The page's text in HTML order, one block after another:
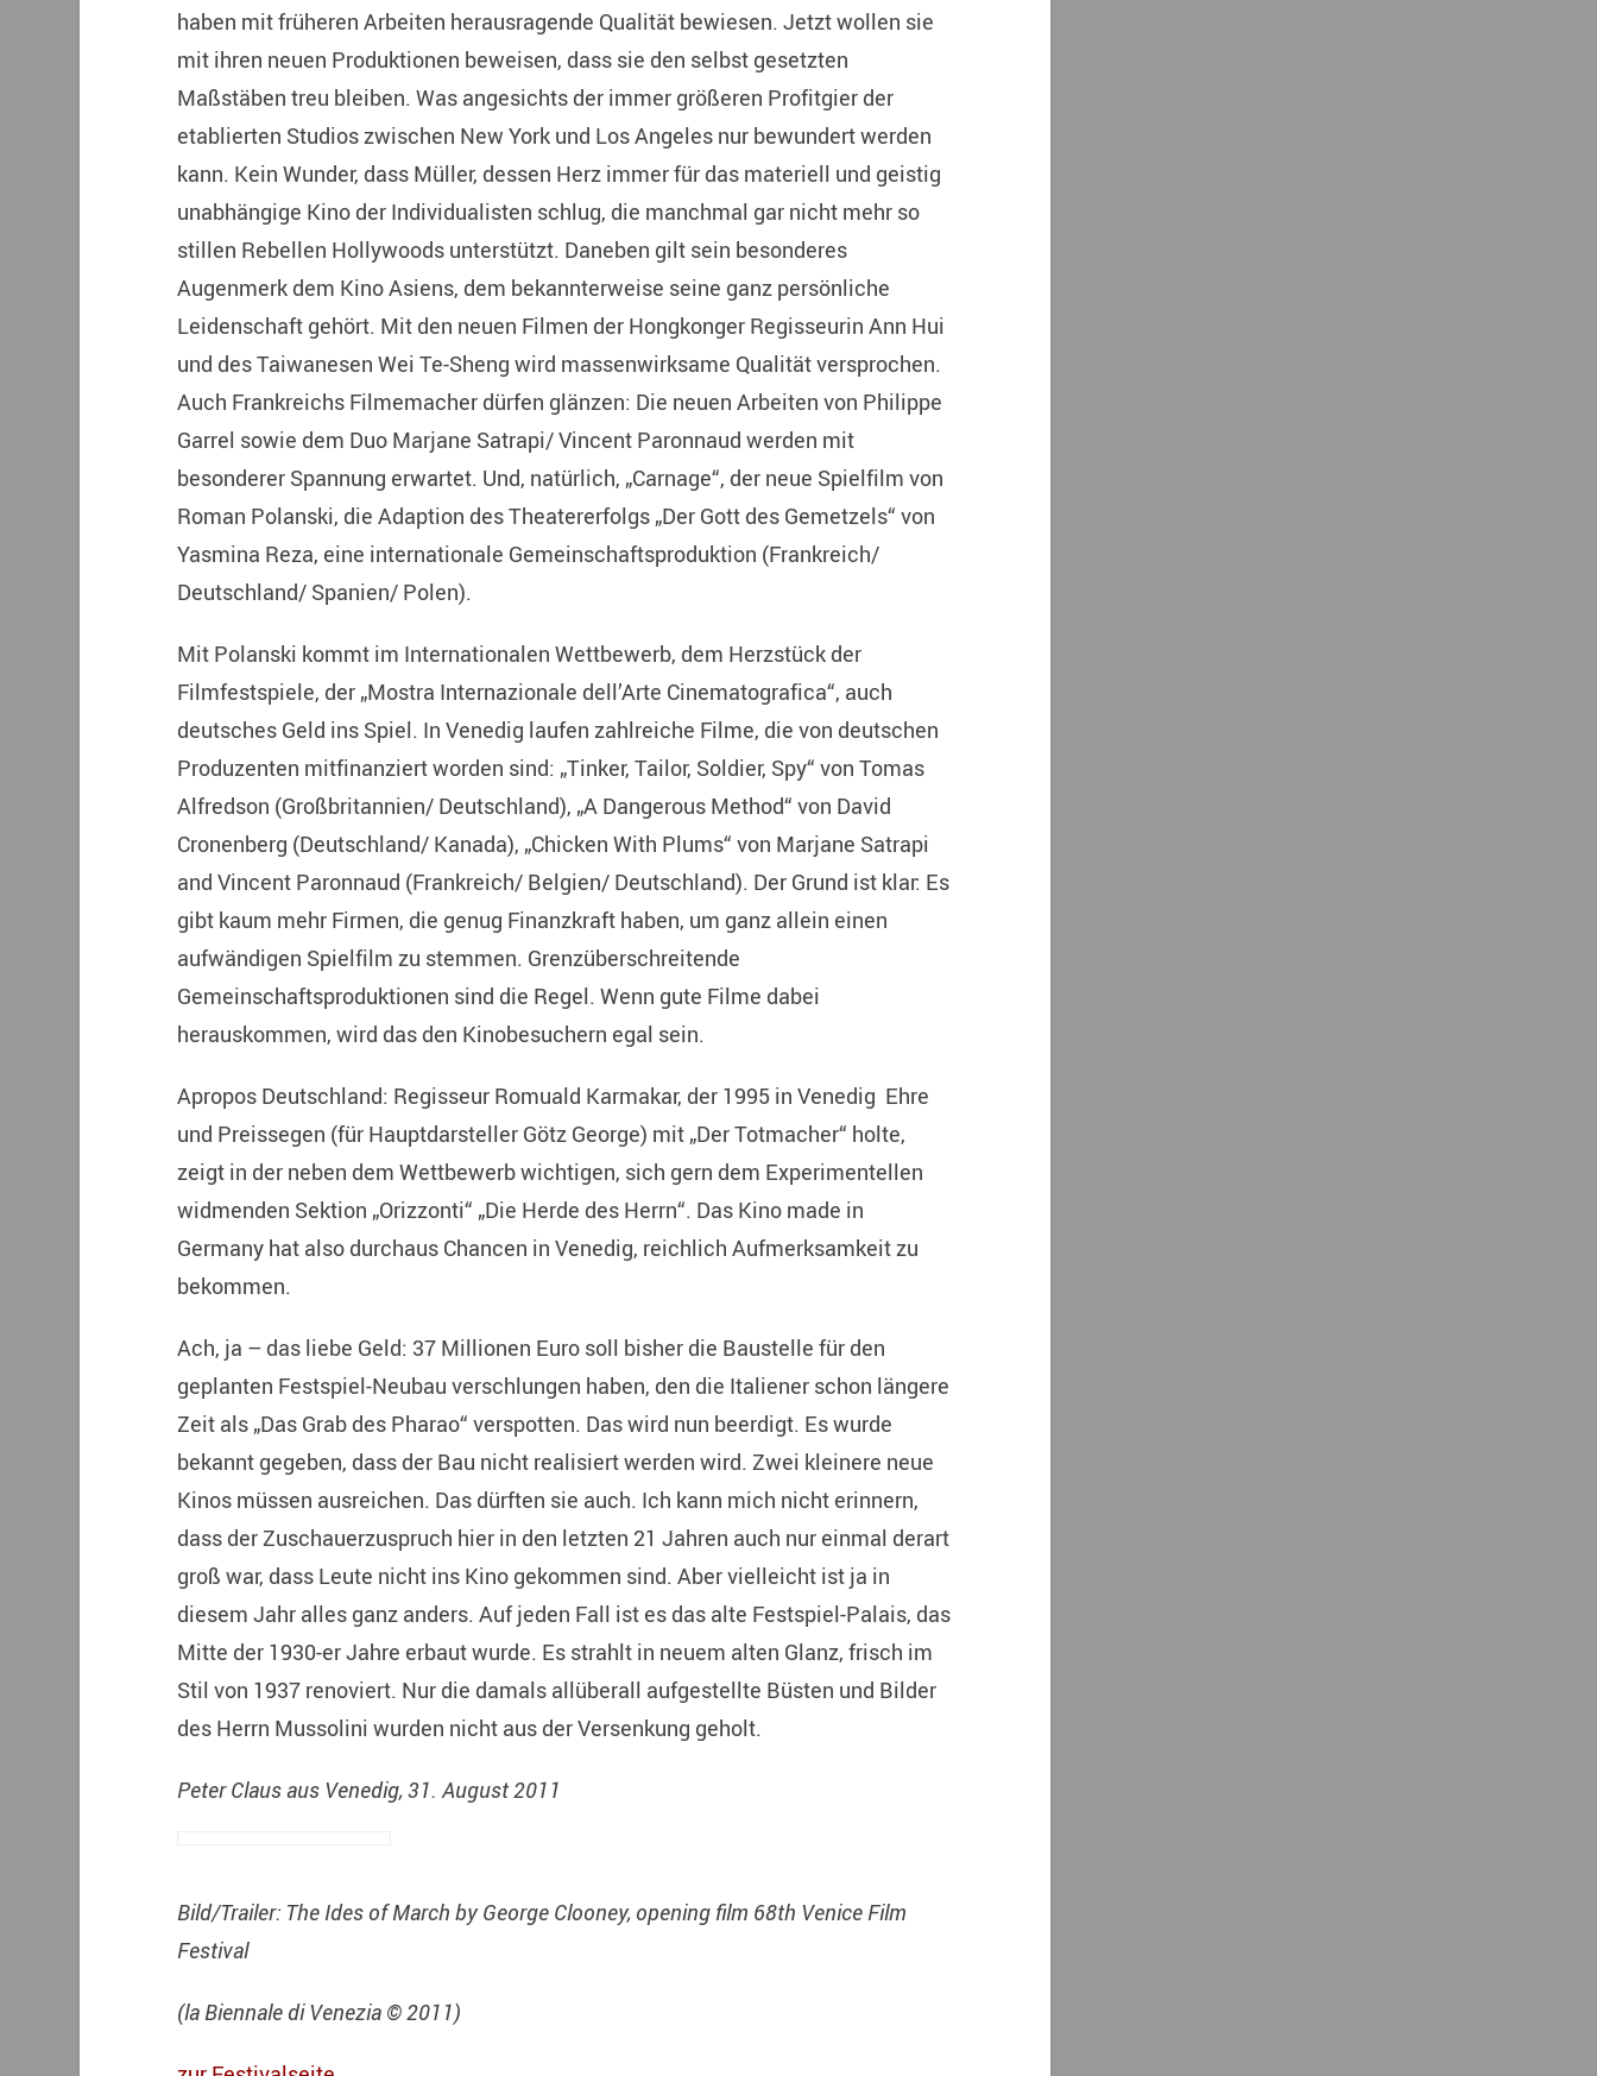
haben mit früheren Arbeiten herausragende Qualität bewiesen. Jetzt wollen sie
mit ihren neuen Produktionen beweisen, dass sie den selbst gesetzten
Maßstäben treu bleiben. Was angesichts der immer größeren Profitgier der
etablierten Studios zwischen New York und Los Angeles nur bewundert werden
kann. Kein Wunder, dass Müller, dessen Herz immer für das materiell und geistig
unabhängige Kino der Individualisten schlug, die manchmal gar nicht mehr so
stillen Rebellen Hollywoods unterstützt. Daneben gilt sein besonderes
Augenmerk dem Kino Asiens, dem bekannterweise seine ganz persönliche
Leidenschaft gehört. Mit den neuen Filmen der Hongkonger Regisseurin Ann Hui
und des Taiwanesen Wei Te-Sheng wird massenwirksame Qualität versprochen.
Auch Frankreichs Filmemacher dürfen glänzen: Die neuen Arbeiten von Philippe
Garrel sowie dem Duo Marjane Satrapi/ Vincent Paronnaud werden mit
besonderer Spannung erwartet. Und, natürlich, „Carnage“, der neue Spielfilm von
Roman Polanski, die Adaption des Theatererfolgs „Der Gott des Gemetzels“ von
Yasmina Reza, eine internationale Gemeinschaftsproduktion (Frankreich/
Deutschland/ Spanien/ Polen).
Mit Polanski kommt im Internationalen Wettbewerb, dem Herzstück der
Filmfestspiele, der „Mostra Internazionale dell’Arte Cinematografica“, auch
deutsches Geld ins Spiel. In Venedig laufen zahlreiche Filme, die von deutschen
Produzenten mitfinanziert worden sind: „Tinker, Tailor, Soldier, Spy“ von Tomas
Alfredson (Großbritannien/ Deutschland), „A Dangerous Method“ von David
Cronenberg (Deutschland/ Kanada), „Chicken With Plums“ von Marjane Satrapi
and Vincent Paronnaud (Frankreich/ Belgien/ Deutschland). Der Grund ist klar: Es
gibt kaum mehr Firmen, die genug Finanzkraft haben, um ganz allein einen
aufwändigen Spielfilm zu stemmen. Grenzüberschreitende
Gemeinschaftsproduktionen sind die Regel. Wenn gute Filme dabei
herauskommen, wird das den Kinobesuchern egal sein.
Apropos Deutschland: Regisseur Romuald Karmakar, der 1995 in Venedig Ehre
und Preissegen (für Hauptdarsteller Götz George) mit „Der Totmacher“ holte,
zeigt in der neben dem Wettbewerb wichtigen, sich gern dem Experimentellen
widmenden Sektion „Orizzonti“ „Die Herde des Herrn“. Das Kino made in
Germany hat also durchaus Chancen in Venedig, reichlich Aufmerksamkeit zu
bekommen.
Ach, ja – das liebe Geld: 37 Millionen Euro soll bisher die Baustelle für den
geplanten Festspiel-Neubau verschlungen haben, den die Italiener schon längere
Zeit als „Das Grab des Pharao“ verspotten. Das wird nun beerdigt. Es wurde
bekannt gegeben, dass der Bau nicht realisiert werden wird. Zwei kleinere neue
Kinos müssen ausreichen. Das dürften sie auch. Ich kann mich nicht erinnern,
dass der Zuschauerzuspruch hier in den letzten 21 Jahren auch nur einmal derart
groß war, dass Leute nicht ins Kino gekommen sind. Aber vielleicht ist ja in
diesem Jahr alles ganz anders. Auf jeden Fall ist es das alte Festspiel-Palais, das
Mitte der 1930-er Jahre erbaut wurde. Es strahlt in neuem alten Glanz, frisch im
Stil von 1937 renoviert. Nur die damals allüberall aufgestellte Büsten und Bilder
des Herrn Mussolini wurden nicht aus der Versenkung geholt.
Peter Claus aus Venedig, 31. August 2011
Bild/Trailer: The Ides of March by George Clooney, opening film 68th Venice Film
Festival
(la Biennale di Venezia © 2011)